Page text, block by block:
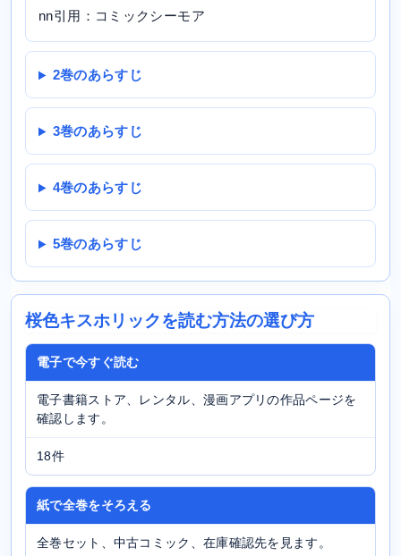
nn引用：コミックシーモア
2巻のあらすじ
3巻のあらすじ
4巻のあらすじ
5巻のあらすじ
桜色キスホリックを読む方法の選び方
電子で今すぐ読む
電子書籍ストア、レンタル、漫画アプリの作品ページを
確認します。
18件
紙で全巻をそろえる
全巻セット、中古コミック、在庫確認先を見ます。